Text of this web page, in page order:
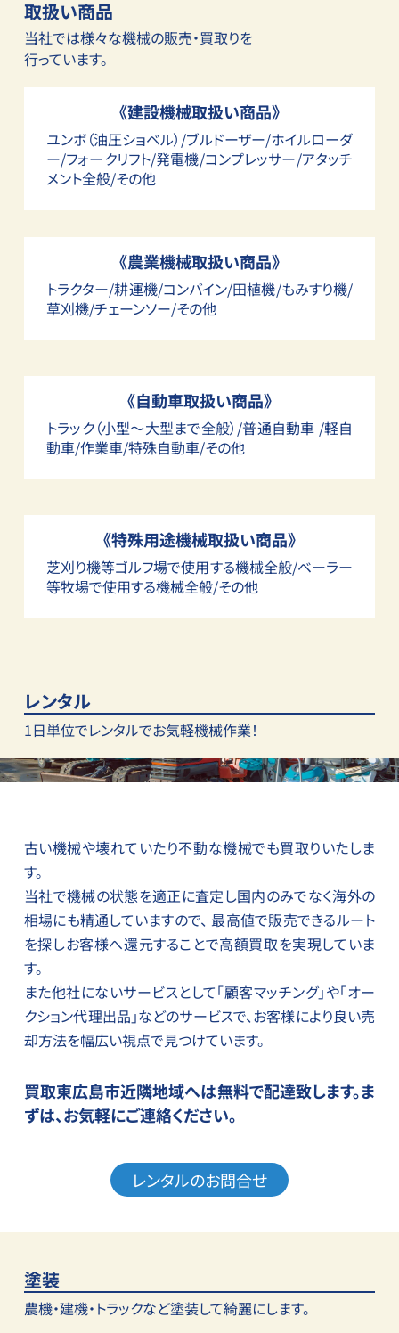
取扱い商品
当社では様々な機械の販売・買取りを
行っています。
《建設機械取扱い商品》
ユンボ（油圧ショベル）/ブルドーザー/ホイルローダ
ー/フォークリフト/発電機/コンプレッサー/アタッチ
メント全般/その他
《農業機械取扱い商品》
トラクター/耕運機/コンバイン/田植機/もみすり機/
草刈機/チェーンソー/その他
《自動車取扱い商品》
トラック（小型～大型まで全般）/普通自動車 /軽自
動車/作業車/特殊自動車/その他
《特殊用途機械取扱い商品》
芝刈り機等ゴルフ場で使用する機械全般/ベーラー
等牧場で使用する機械全般/その他
レンタル
1日単位でレンタルでお気軽機械作業！
古い機械や壊れていたり不動な機械でも買取りいたしま
す。
当社で機械の状態を適正に査定し国内のみでなく海外の
相場にも精通していますので、 最高値で販売できるルート
を探しお客様へ還元することで高額買取を実現していま
す。
また他社にないサービスとして「顧客マッチング」や「オー
クション代理出品」などのサービスで、お客様により良い売
却方法を幅広い視点で見つけています。
買取東広島市近隣地域へは無料で配達致します。ま
ずは、お気軽にご連絡ください。
レンタルのお問合せ
塗装
農機・建機・トラックなど塗装して綺麗にします。